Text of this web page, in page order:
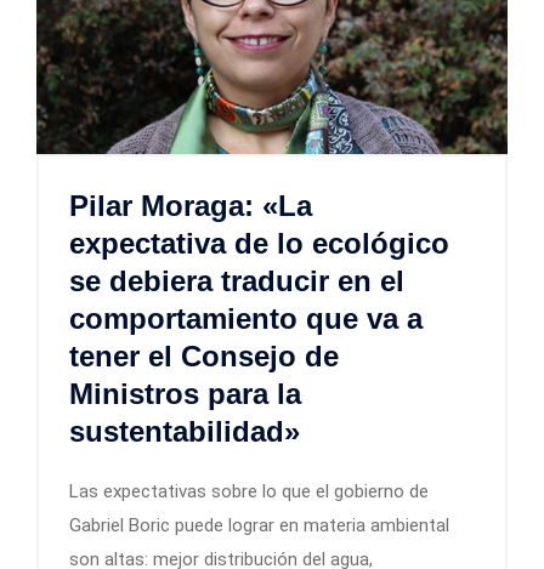
Pilar Moraga: «La
expectativa de lo ecológico
se debiera traducir en el
comportamiento que va a
tener el Consejo de
Ministros para la
sustentabilidad»
Las expectativas sobre lo que el gobierno de
Gabriel Boric puede lograr en materia ambiental
son altas: mejor distribución del agua,